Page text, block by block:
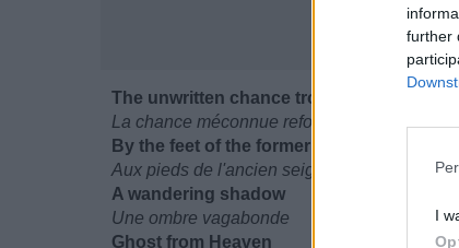
further
I
The unwritten chance trodden
La chance méconnue refoulée
By the feet of the former lord
Aux pieds de l'ancien seigneur
A wandering shadow
Une ombre vagabonde
Ghost from Heaven